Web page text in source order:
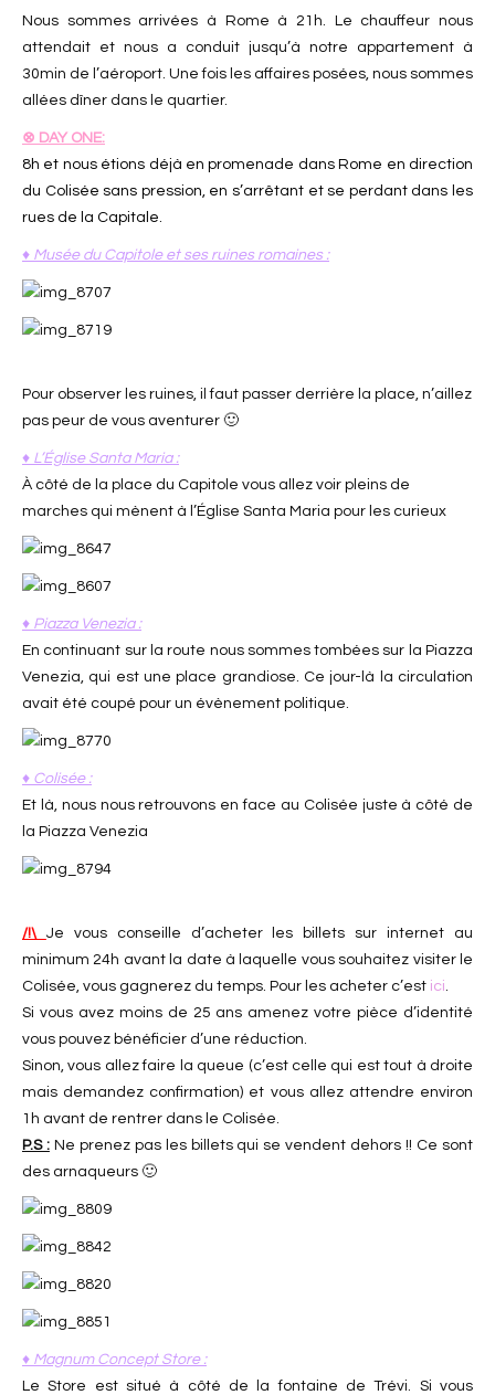
Nous sommes arrivées à Rome à 21h. Le chauffeur nous
attendait et nous a conduit jusqu’à notre appartement à
30min de l’aéroport. Une fois les affaires posées, nous sommes
allées dîner dans le quartier.
⊗ DAYONE:
8h et nous étions déjà en promenade dans Rome en direction
du Colisée sans pression, en s’arrêtant et se perdant dans les
rues de la Capitale.
♦ Musée du Capitole et ses ruines romaines :
Pour observer les ruines, il faut passer derrière la place, n’aillez
pas peur de vous aventurer 🙂
♦ L’Église Santa Maria :
À côté de la place du Capitole vous allez voir pleins de
marches qui mènent à l’Église Santa Maria pour les curieux
♦ Piazza Venezia :
En continuant sur la route nous sommes tombées sur la Piazza
Venezia, qui est une place grandiose. Ce jour-là la circulation
avait été coupé pour un évènement politique.
♦ Colisée :
Et là, nous nous retrouvons en face au Colisée juste à côté de
la Piazza Venezia
/!\
Je vous conseille d’acheter les billets sur internet au
minimum 24h avant la date à laquelle vous souhaitez visiter le
Colisée, vous gagnerez du temps. Pour les acheter c’est ici
Si vous avez moins de 25 ans amenez votre pièce d’identité
vous pouvez bénéficier d’une réduction.
Sinon, vous allez faire la queue (c’est celle qui est tout à droite
mais demandez confirmation) et vous allez attendre environ
1h avant de rentrer dans le Colisée.
P.S :Ne prenez pas les billets qui se vendent dehors !! Ce sont
des arnaqueurs 🙂
♦ Magnum Concept Store :
Le Store est situé à côté de la fontaine de Trévi. Si vous